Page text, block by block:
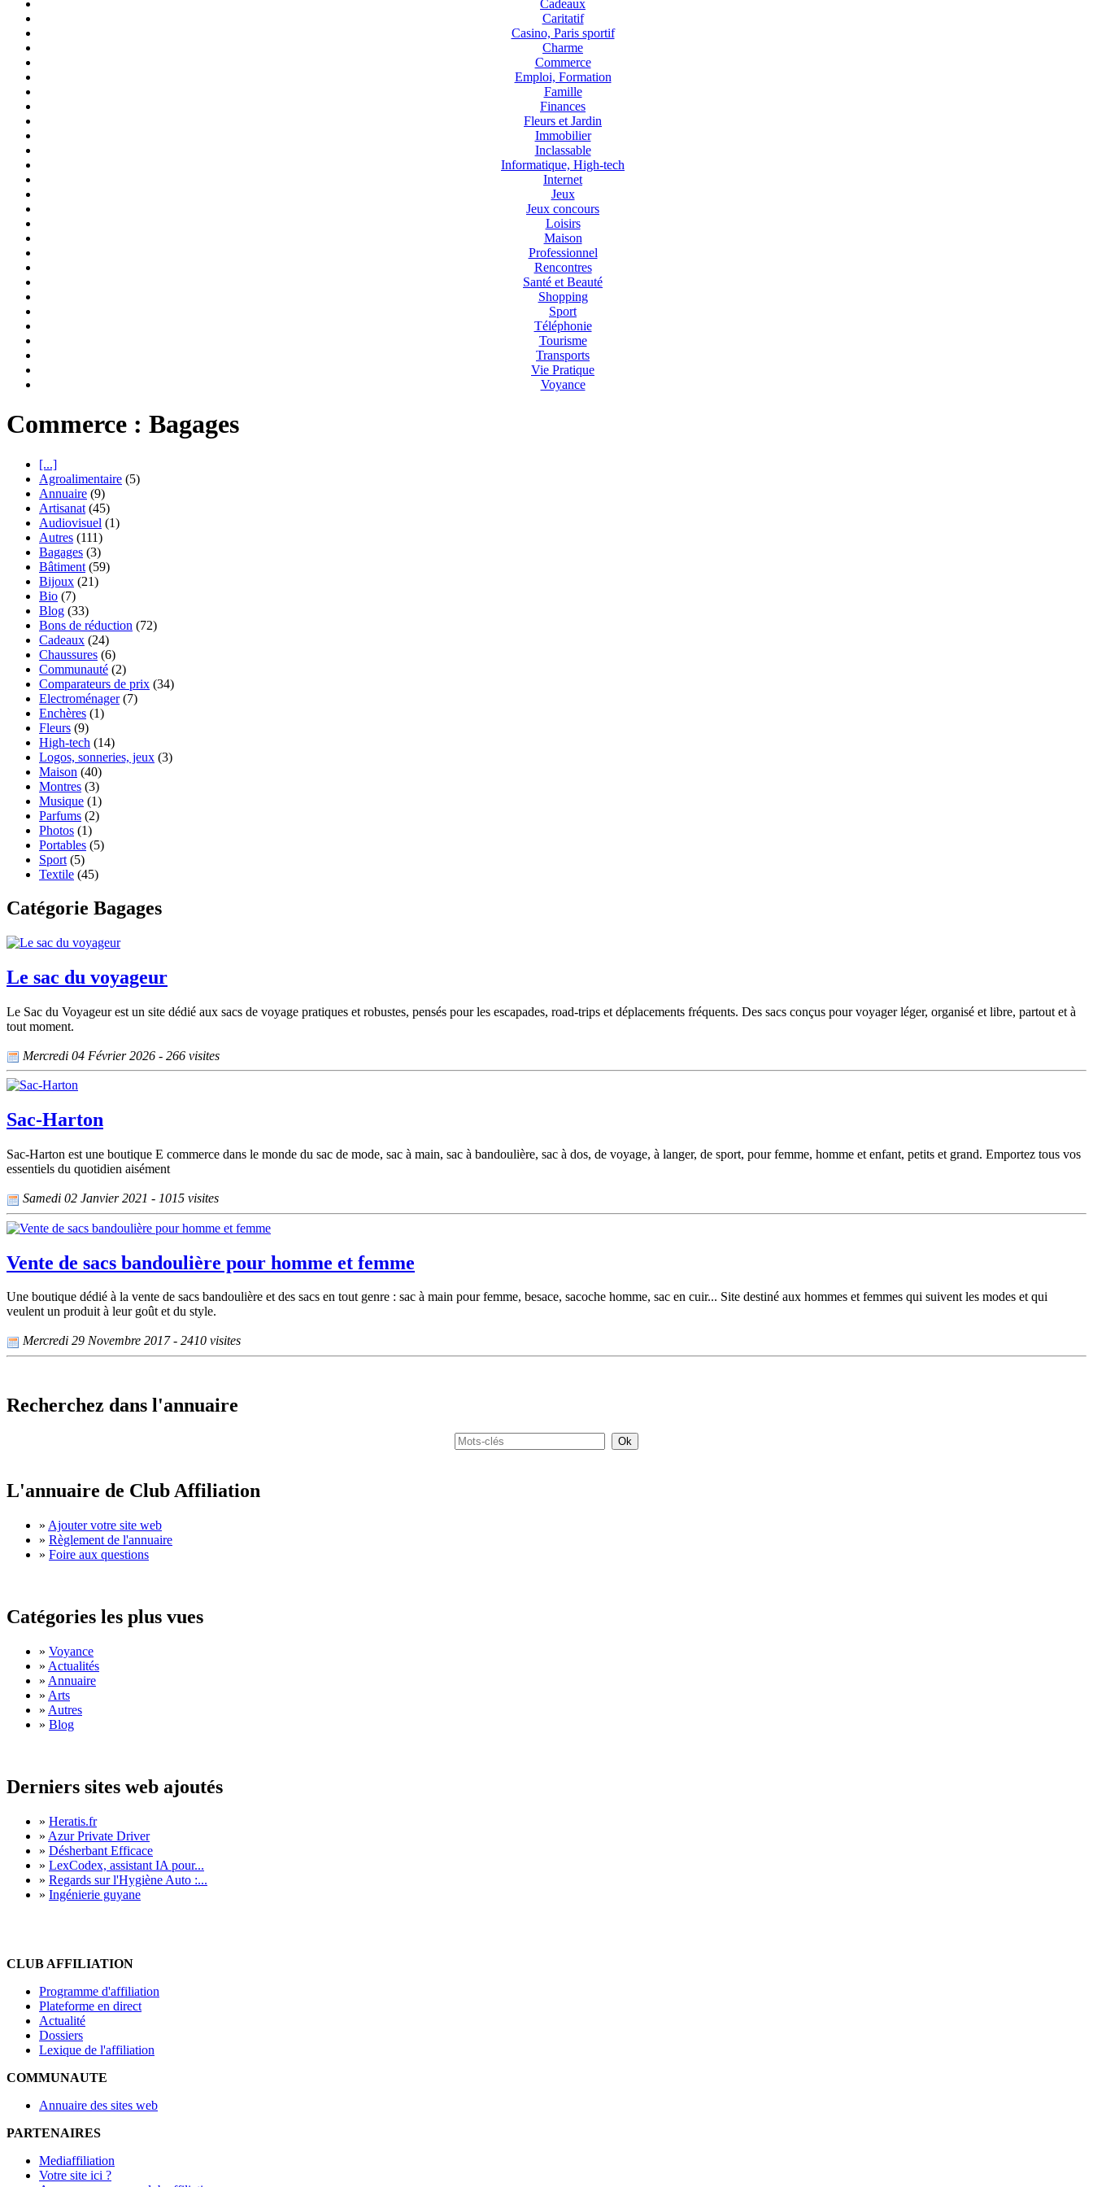
Cadeaux
Caritatif
Casino, Paris sportif
Charme
Commerce
Emploi, Formation
Famille
Finances
Fleurs et Jardin
Immobilier
Inclassable
Informatique, High-tech
Internet
Jeux
Jeux concours
Loisirs
Maison
Professionnel
Rencontres
Santé et Beauté
Shopping
Sport
Téléphonie
Tourisme
Transports
Vie Pratique
Voyance
Commerce : Bagages
[...]
Agroalimentaire (5)
Annuaire (9)
Artisanat (45)
Audiovisuel (1)
Autres (111)
Bagages (3)
Bâtiment (59)
Bijoux (21)
Bio (7)
Blog (33)
Bons de réduction (72)
Cadeaux (24)
Chaussures (6)
Communauté (2)
Comparateurs de prix (34)
Electroménager(7)
Enchères (1)
Fleurs (9)
High-tech (14)
Logos, sonneries, jeux (3)
Maison (40)
Montres (3)
Musique (1)
Parfums (2)
Photos (1)
Portables (5)
Sport (5)
Textile (45)
Catégorie Bagages
Le sac du voyageur
Le Sac du Voyageur est un site dédié aux sacs de voyage pratiques et robustes, pensés pour les escapades, road-trips et déplacements fréquents. Des sacs conçus pour voyager léger, organisé et libre, partout et à
tout moment.
Mercredi 04 Février 2026 - 266 visites
Sac-Harton
Sac-Harton est une boutique E commerce dans le monde du sac de mode, sac à main, sac à bandoulière, sac à dos, de voyage, à langer, de sport, pour femme, homme et enfant, petits et grand. Emportez tous vos
essentiels du quotidien aisément
Samedi 02 Janvier 2021 - 1015 visites
Vente de sacs bandoulière pour homme et femme
Une boutique dédié à la vente de sacs bandoulière et des sacs en tout genre : sac à main pour femme, besace, sacoche homme, sac en cuir... Site destiné aux hommes et femmes qui suivent les modes et qui
veulent un produit à leur goût et du style.
Mercredi 29 Novembre 2017 - 2410 visites
Recherchez dans l'annuaire
L'annuaire de Club Affiliation
» Ajouter votre site web
» Règlement de l'annuaire
» Foire aux questions
Catégories les plus vues
» Voyance
» Actualités
» Annuaire
» Arts
» Autres
» Blog
Derniers sites web ajoutés
» Heratis.fr
» Azur Private Driver
» Désherbant Efficace
» LexCodex, assistant IA pour...
» Regards sur l'Hygiène Auto :...
» Ingénierie guyane
CLUB AFFILIATION
Programme d'affiliation
Plateforme en direct
Actualité
Dossiers
Lexique de l'affiliation
COMMUNAUTE
Annuaire des sites web
PARTENAIRES
Mediaffiliation
Votre site ici ?